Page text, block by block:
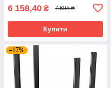
6 158,40 ₴ 7 698 ₴
Купити
–17%